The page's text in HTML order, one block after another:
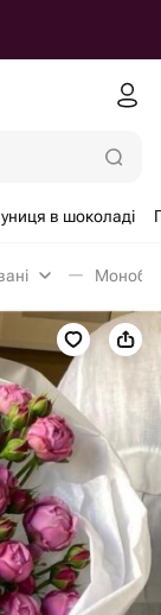
в шоколаді